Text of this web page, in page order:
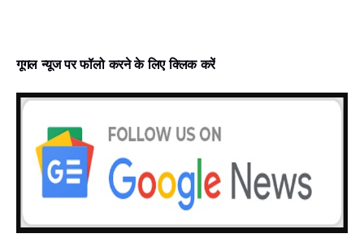
गूगल न्‍यूज पर फॉलो करने के लिए क्लिक करें